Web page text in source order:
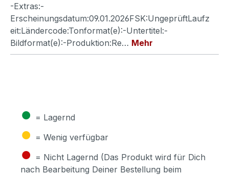
-Extras:-
Erscheinungsdatum:09.01.2026FSK:UngeprüftLaufz
eit:Ländercode:Tonformat(e):-Untertitel:-
Bildformat(e):-Produktion:Re… Mehr
● = Lagernd
● = Wenig verfügbar
● = Nicht Lagernd (Das Produkt wird für Dich
nach Bearbeitung Deiner Bestellung beim